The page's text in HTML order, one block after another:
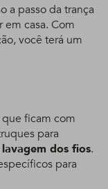
a passo da trança
casa. Com
você terá um
ficam com
para
lavagem dos fios.
para